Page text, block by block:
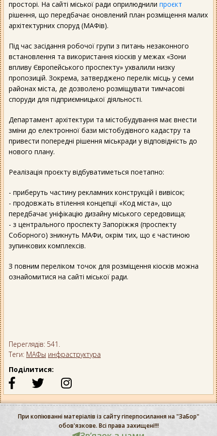
просторі. На сайті міської ради оприлюднили проєкт
рішення, що передбачає оновлений план розміщення малих
архітектурних споруд (МАФів).
Під час засідання робочої групи з питань незаконного
встановлення та використання кіосків у межах «Зони
впливу Європейського проспекту» ухвалили низку
пропозицій. Зокрема, затверджено перелік місць у семи
районах міста, де дозволено розміщувати тимчасові
споруди для підприємницької діяльності.
Департамент архітектури та містобудування має внести
зміни до електронної бази містобудівного кадастру та
привести попередні рішення міськради у відповідність до
нового плану.
Реалізація проєкту відбуватиметься поетапно:
- приберуть частину рекламних конструкцій і вивісок;
- продовжать втілення концепції «Код міста», що
передбачає уніфікацію дизайну міського середовища;
- з центрального проспекту Запоріжжя (проспекту
Соборного) зникнуть МАФи, окрім тих, що є частиною
зупинкових комплексів.
З повним переліком точок для розміщення кіосків можна
ознайомитися на сайті міської ради.
Переглядів: 541.
Теги: МАФы инфраструктура
Поділитися:
При копіюванні матеріалів із сайту гіперпосилання на "ЗаБор"
обов'язкове. Всі права захищені!!!